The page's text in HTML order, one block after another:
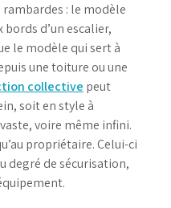
: le modèle
d’un escalier,
le modèle qui sert à
une toiture ou une
collective peut
soit en style à
voire même infini.
propriétaire. Celui-ci
degré de sécurisation,